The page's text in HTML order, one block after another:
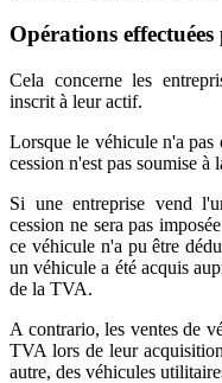
Opérations
Cela concerne les
inscrit à leur actif.
Lorsque le véhicule n'a
cession n'est pas soumise à
Si une entreprise vend
cession ne sera pas
ce véhicule n'a pu être
un véhicule a été acquis
de la TVA.
A contrario, les ventes de
TVA lors de leur
autre, des véhicules